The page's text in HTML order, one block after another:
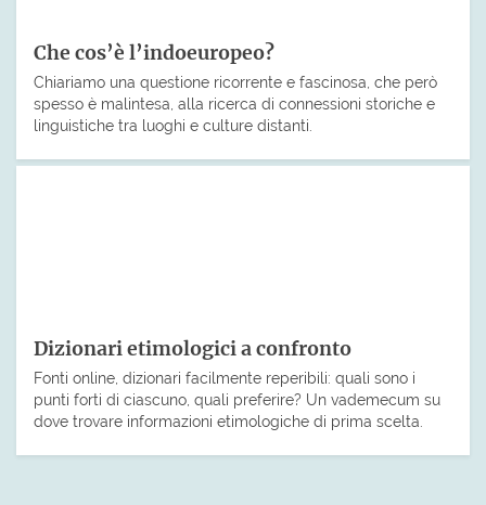
Che cos’è l’indoeuropeo?
Chiariamo una questione ricorrente e fascinosa, che però
spesso è malintesa, alla ricerca di connessioni storiche e
linguistiche tra luoghi e culture distanti.
Dizionari etimologici a confronto
Fonti online, dizionari facilmente reperibili: quali sono i
punti forti di ciascuno, quali preferire? Un vademecum su
dove trovare informazioni etimologiche di prima scelta.